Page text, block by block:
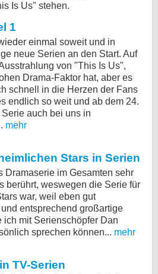
Is Us" stehen.
1
einmal soweit und in
neue Serien an den Start. Auf
von "This Is Us",
Drama-Faktor hat, aber es
schnell in die Herzen der Fans
endlich so weit und ab dem 24.
auch bei uns in
mehr
Stars in Serien
Dramaserie im Gesamten sehr
berührt, weswegen die Serie für
war, weil eben gut
entsprechend großartige
ich mit Serienschöpfer Dan
sprechen können... mehr
TV-Serien
Kontakt
Nutzungsbedingungen
Datenschutz
Cookie-Einstellungen
Impressum
Desktop-Ansicht